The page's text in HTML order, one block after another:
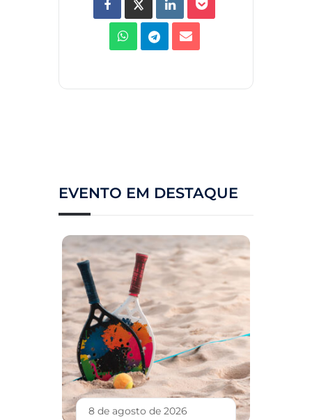
EVENTO EM DESTAQUE
8 de agosto de 2026